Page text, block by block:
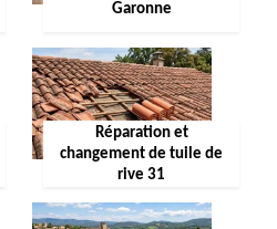
Garonne
Réparation et
changement de tuile de
rive 31